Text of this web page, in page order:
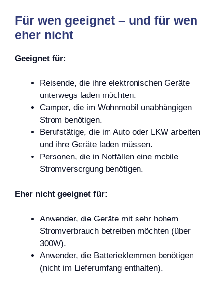
Für wen geeignet – und für wen
eher nicht
Geeignet für:
Reisende, die ihre elektronischen Geräte
unterwegs laden möchten.
Camper, die im Wohnmobil unabhängigen
Strom benötigen.
Berufstätige, die im Auto oder LKW arbeiten
und ihre Geräte laden müssen.
Personen, die in Notfällen eine mobile
Stromversorgung benötigen.
Eher nicht geeignet für:
Anwender, die Geräte mit sehr hohem
Stromverbrauch betreiben möchten (über
300W).
Anwender, die Batterieklemmen benötigen
(nicht im Lieferumfang enthalten).